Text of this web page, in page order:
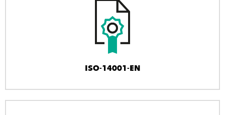
ISO-14001-EN